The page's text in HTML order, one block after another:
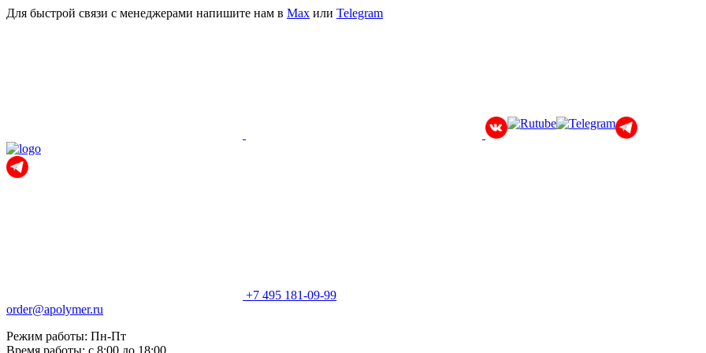
Для быстрой связи с менеджерами напишите нам в Мах или Telegram
+7 495 181-09-99
order@apolymer.ru
Режим работы: Пн-Пт
Время работы: с 8:00 до 18:00